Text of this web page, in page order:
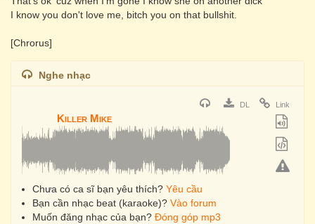
I know you don't love me, bitch you on that bullshit.
[Chrorus]
Nghe nhạc
DL Link
Killer Mike
Chưa có ca sĩ bạn yêu thích? Yêu cầu
Bạn cần nhạc beat (karaoke)? Vào forum
Muốn đăng nhạc của bạn? Đóng góp mp3